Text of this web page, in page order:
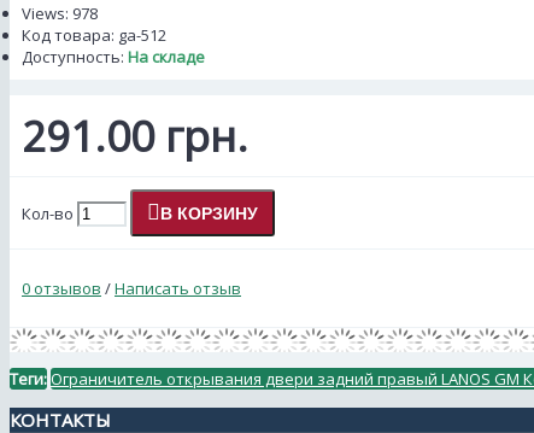
Views: 978
Код товара: ga-512
Доступность: На складе
291.00 грн.
Кол-во В КОРЗИНУ
0 отзывов /Написать отзыв
Теги:Ограничитель открывания двери задний правый LANOS GM
КОНТАКТЫ